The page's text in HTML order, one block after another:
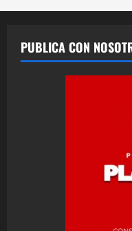
PUBLICA CON